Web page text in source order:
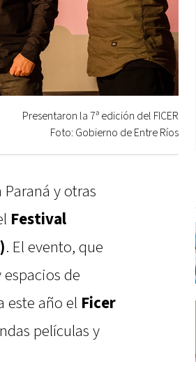
Presentaron la 7ª edición del FICER
Foto: Gobierno de Entre Ríos
y otras
Festival
. El evento, que
de
este año el Ficer
películas y